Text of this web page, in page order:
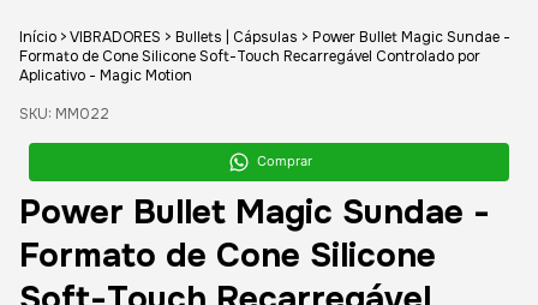
Início >VIBRADORES > Bullets | Cápsulas > Power Bullet Magic Sundae -
Formato de Cone Silicone Soft-Touch Recarregável Controlado por
Aplicativo - Magic Motion
SKU: MM022
Comprar
Power Bullet Magic Sundae -
Formato de Cone Silicone